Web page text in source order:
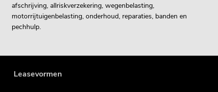
afschrijving, allriskverzekering, wegenbelasting,
motorrijtuigenbelasting, onderhoud, reparaties, banden en
pechhulp.
Leasevormen